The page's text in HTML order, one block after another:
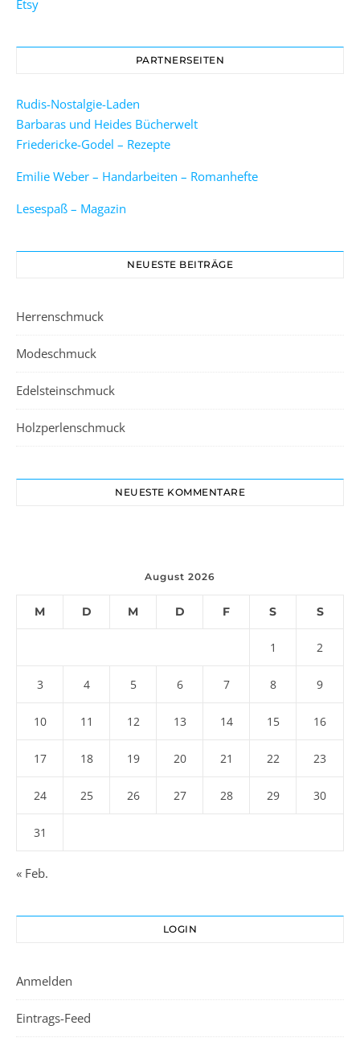
Etsy
PARTNERSEITEN
Rudis-Nostalgie-Laden
Barbaras und Heides Bücherwelt
Friedericke-Godel – Rezepte
Emilie Weber – Handarbeiten – Romanhefte
Lesespaß – Magazin
NEUESTE BEITRÄGE
Herrenschmuck
Modeschmuck
Edelsteinschmuck
Holzperlenschmuck
NEUESTE KOMMENTARE
August 2026
M D M D F S S
1 2
3 4 5 6 7 8 9
10 11 12 13 14 15 16
17 18 19 20 21 22 23
24 25 26 27 28 29 30
31
« Feb.
LOGIN
Anmelden
Eintrags-Feed